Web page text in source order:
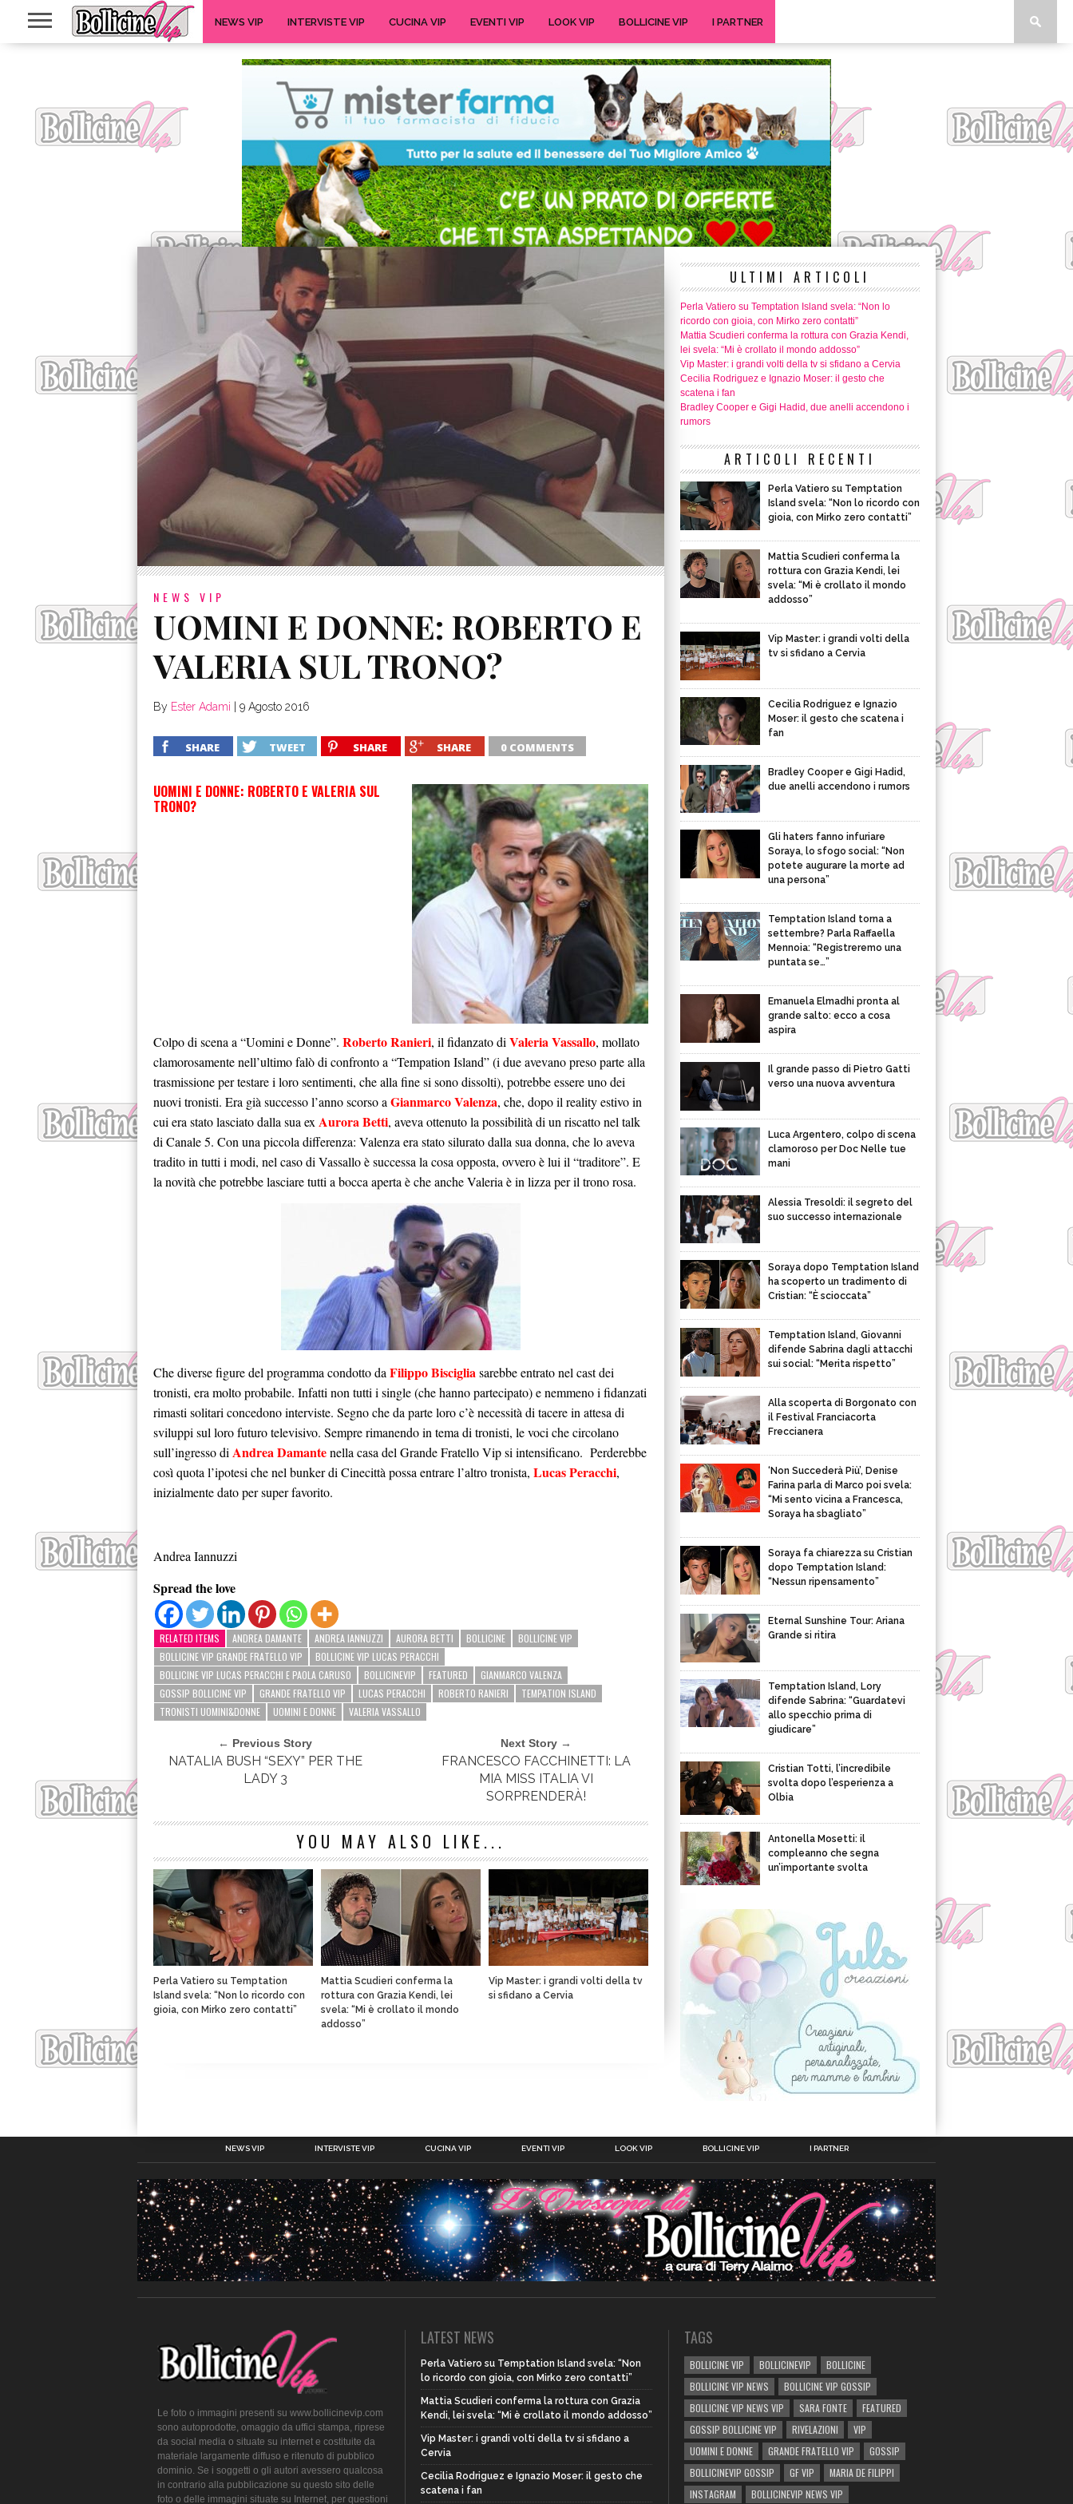
NEWS VIP INTERVISTE VIP CUCINA VIP EVENTI VIP LOOK VIP BOLLICINE VIP I PARTNER
NEWS VIP
UOMINI E DONNE: ROBERTO E
By Ester Adami 9 Agosto 2016
SHARE TWEET SHARE SHARE 0 COMMENTS
UOMINI E DONNE: ROBERTO E VALERIA SUL
Colpo di scena a “Uomini e Donne”. Roberto Ranieri, il fidanzato di Valeria Vassallo, mollato
clamorosamente nell’ultimo falò di confronto a “Tempation Island” (i due avevano preso parte alla
trasmissione per testare i loro sentimenti, che alla fine si sono dissolti), potrebbe essere uno dei
nuovi tronisti. Era già successo l’anno scorso a Gianmarco Valenza, che, dopo il reality estivo in
cui era stato lasciato dalla sua ex Aurora Betti, aveva ottenuto la possibilità di un riscatto nel talk
di Canale 5. Con una piccola differenza: Valenza era stato silurato dalla sua donna, che lo aveva
tradito in tutti i modi, nel caso di Vassallo è successa la cosa opposta, ovvero è lui il “traditore”. E
la novità che potrebbe lasciare tutti a bocca aperta è che anche Valeria è in lizza per il trono rosa.
Che diverse figure del programma condotto da Filippo Biscigliasarebbe entrato nel cast dei
tronisti, era molto probabile. Infatti non tutti i single (che hanno partecipato) e nemmeno i fidanzati
rimasti solitari concedono interviste. Segno che da parte loro c’è necessità di tacere in attesa di
sviluppi sul loro futuro televisivo. Sempre rimanendo in tema di tronisti, le voci che circolano
sull’ingresso di Andrea Damantenella casa del Grande Fratello Vip si intensificano. Perderebbe
così quota l’ipotesi che nel bunker di Cinecittà possa entrare l’altro tronista, Lucas Peracchi,
inizialmente dato per super favorito.
Andrea Iannuzzi
Spread the love
RELATED ITEMS ANDREA DAMANTE ANDREA IANNUZZI AURORA BETTI BOLLICINE
BOLLICINE VIP
BOLLICINE VIP GRANDE FRATELLO VIP
BOLLICINE VIP LUCAS PERACCHI
BOLLICINE VIP LUCAS PERACCHI E PAOLA CARUSO
BOLLICINEVIP FEATURED
GIANMARCO VALENZA
GOSSIP BOLLICINE VIP
GRANDE FRATELLO VIP LUCAS PERACCHI ROBERTO RANIERI
TEMPATION ISLAND
TRONISTI UOMINI&DONNE
UOMINI E DONNE VALERIA VASSALLO
← Previous Story
NATALIA BUSH “SEXY” PER THE
Next Story →
FRANCESCO FACCHINETTI: LA
MIA MISS ITALIA VI
YOU MAY ALSO LIKE...
Perla Vatiero su Temptation
Island svela: “Non lo ricordo con
gioia, con Mirko zero contatti”
Mattia Scudieri conferma la
rottura con Grazia Kendi, lei
svela: “Mi è crollato il mondo
addosso”
Vip Master: i grandi volti della tv
si sfidano a Cervia
ULTIMI ARTICOLI
Perla Vatiero su Temptation Island svela: “Non lo
ricordo con gioia, con Mirko zero contatti”
Mattia Scudieri conferma la rottura con Grazia Kendi,
lei svela: “Mi è crollato il mondo addosso”
Vip Master: i grandi volti della tv si sfidano a Cervia
Cecilia Rodriguez e Ignazio Moser: il gesto che
scatena i fan
Bradley Cooper e Gigi Hadid, due anelli accendono i
rumors
ARTICOLI RECENTI
Perla Vatiero su Temptation
Island svela: “Non lo ricordo con
gioia, con Mirko zero contatti”
Mattia Scudieri conferma la
rottura con Grazia Kendi, lei
svela: “Mi è crollato il mondo
addosso”
Vip Master: i grandi volti della
tv si sfidano a Cervia
Cecilia Rodriguez e Ignazio
Moser: il gesto che scatena i
fan
Bradley Cooper e Gigi Hadid,
due anelli accendono i rumors
Gli haters fanno infuriare
Soraya, lo sfogo social: “Non
potete augurare la morte ad
una persona”
Temptation Island torna a
settembre? Parla Raffaella
Mennoia: “Registreremo una
puntata se…”
Emanuela Elmadhi pronta al
grande salto: ecco a cosa
aspira
Il grande passo di Pietro Gatti
verso una nuova avventura
Luca Argentero, colpo di scena
clamoroso per Doc Nelle tue
mani
Alessia Tresoldi: il segreto del
suo successo internazionale
Soraya dopo Temptation Island
ha scoperto un tradimento di
Cristian: “È scioccata”
Temptation Island, Giovanni
difende Sabrina dagli attacchi
sui social: “Merita rispetto”
Alla scoperta di Borgonato con
il Festival Franciacorta
Freccianera
‘Non Succederà Più’, Denise
Farina parla di Marco poi svela:
“Mi sento vicina a Francesca,
Soraya ha sbagliato”
Soraya fa chiarezza su Cristian
dopo Temptation Island:
“Nessun ripensamento”
Eternal Sunshine Tour: Ariana
Grande si ritira
Temptation Island, Lory
difende Sabrina: “Guardatevi
allo specchio prima di
giudicare”
Cristian Totti, l’incredibile
svolta dopo l’esperienza a
Olbia
Antonella Mosetti: il
compleanno che segna
un’importante svolta
NEWS VIP INTERVISTE VIP CUCINA VIP EVENTI VIP LOOK VIP BOLLICINE VIP I PARTNER
Le foto o immagini presenti su www.bollicinevip.com
sono autoprodotte, omaggio da uffici stampa, riprese
da social media o situate su internet e costituite da
materiale largamente diffuso e ritenuto di pubblico
dominio. Se i soggetti o gli autori avessero qualcosa
in contrario alla pubblicazione su questo sito delle
foto o delle immagini situate su Internet, per questioni
LATEST NEWS
Perla Vatiero su Temptation Island svela: “Non
lo ricordo con gioia, con Mirko zero contatti”
Mattia Scudieri conferma la rottura con Grazia
Kendi, lei svela: “Mi è crollato il mondo addosso”
Vip Master: i grandi volti della tv si sfidano a
Cervia
Cecilia Rodriguez e Ignazio Moser: il gesto che
scatena i fan
TAGS
BOLLICINE VIP BOLLICINEVIP
BOLLICINE
BOLLICINE VIP NEWS
BOLLICINE VIP GOSSIP
BOLLICINE VIP NEWS VIP
SARA FONTE
FEATURED
GOSSIP BOLLICINE VIP
RIVELAZIONI
VIP
UOMINI E DONNE
GRANDE FRATELLO VIP
GOSSIP
BOLLICINEVIP GOSSIP
GF VIP
MARIA DE FILIPPI
INSTAGRAM
BOLLICINEVIP NEWS VIP